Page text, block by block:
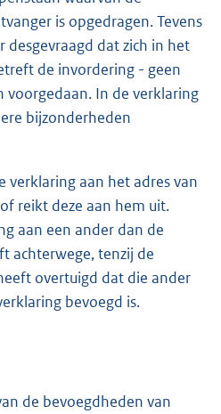
is opgedragen. Tevens
desgevraagd dat zich in het
de invordering - geen
In de verklaring
bijzonderheden
verklaring aan het adres van
reikt deze aan hem uit.
aan een ander dan de
achterwege, tenzij de
overtuigd dat die ander
bevoegd is.
de bevoegdheden van